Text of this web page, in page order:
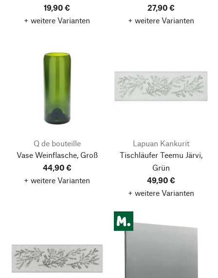
19,90 €
+ weitere Varianten
27,90 €
+ weitere Varianten
Q de bouteille
Vase Weinflasche, Groß
44,90 €
+ weitere Varianten
Lapuan Kankurit
Tischläufer Teemu Järvi,
Grün
49,90 €
+ weitere Varianten